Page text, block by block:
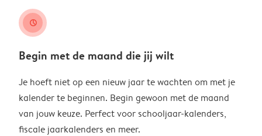
clock
Begin met de maand die jij wilt
Je hoeft niet op een nieuw jaar te wachten om met je
kalender te beginnen. Begin gewoon met de maand
van jouw keuze. Perfect voor schooljaar-kalenders,
fiscale jaarkalenders en meer.